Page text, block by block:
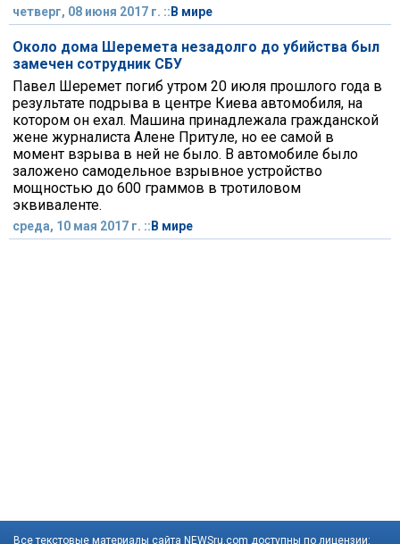
четверг, 08 июня 2017 г. :: В мире
Около дома Шеремета незадолго до убийства был
замечен сотрудник СБУ
Павел Шеремет погиб утром 20 июля прошлого года в
результате подрыва в центре Киева автомобиля, на
котором он ехал. Машина принадлежала гражданской
жене журналиста Алене Притуле, но ее самой в
момент взрыва в ней не было. В автомобиле было
заложено самодельное взрывное устройство
мощностью до 600 граммов в тротиловом
эквиваленте.
среда, 10 мая 2017 г. :: В мире
Все текстовые материалы сайта NEWSru.com доступны по лицензии: